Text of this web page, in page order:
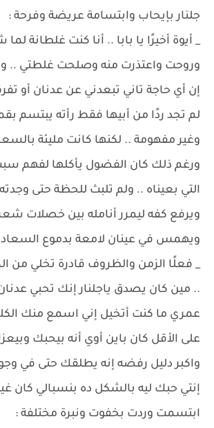
جلنار بإيحاب وابتسامة عريضة وفرحة :
_ أيوة أخيرًا يا بابا .. أنا كنت غلطانة
وروحت واعتذرت منه وصلحت غلطتي
إن أي حاجة تاني تبعدني عن عدنان أو
لم تجد ردًا من أبيها فقط رأته يبتسم
وغير مفهومة .. لكنها كانت مليئة
ورغم ذلك كان الفضول يأكلها لفهم
التي بعيناه .. ولم تلبث للحظة حتى
ويرفع كفه ليمرر أنامله بين خصلات
ويهمس في عينان لامعة بدموع
_ فعلًا الزمن والظروف قادرة تخلي من
.. مين كان يصدق ياجلنار إنك تحبي
عمري ما كنت أتخيل إني اسمع منك
على الأقل كان باين أوي أنه بيحبك
واكبر دليل رفضه إنه يطلقك حتى في
إنتي حبك ليه بالشكل ده بنسبالي كان
ابتسمت وردت بخفوت ونبرة مختلفة :